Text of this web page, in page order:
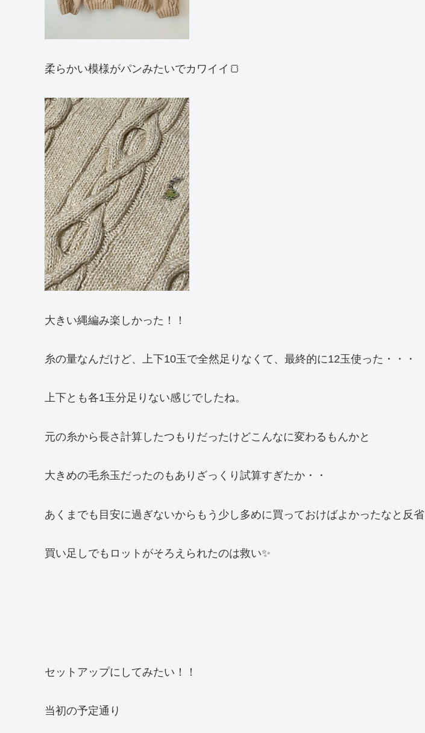
柔らかい模様がパンみたいでカワイイ🍞
大きい縄編み楽しかった！！
糸の量なんだけど、上下10玉で全然足りなくて、最終的に12玉使った・・・
上下とも各1玉分足りない感じでしたね。
元の糸から長さ計算したつもりだったけどこんなに変わるもんかと
大きめの毛糸玉だったのもありざっくり試算すぎたか・・
あくまでも目安に過ぎないからもう少し多めに買っておけばよかったなと反省
買い足しでもロットがそろえられたのは救い✨
セットアップにしてみたい！！
当初の予定通り